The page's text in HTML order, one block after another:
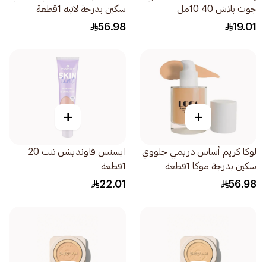
جوت بلاش 40 10مل
19.01
سكين بدرجة لاتيه 1قطعة
56.98
+
لوكا كريم أساس دريمي جلووي
سكين بدرجة موكا 1قطعة
56.98
+
ايسنس فاونديشن تنت 20
1قطعة
22.01